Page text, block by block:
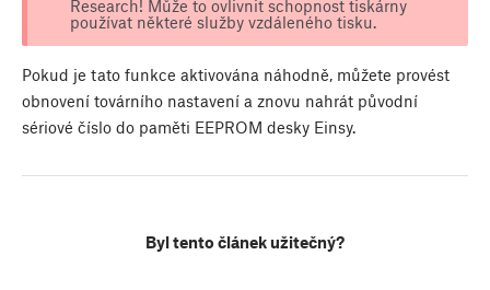
Research! Může to ovlivnit schopnost tiskárny
používat některé služby vzdáleného tisku.
Pokud je tato funkce aktivována náhodně, můžete provést
obnovení továrního nastavení a znovu nahrát původní
sériové číslo do paměti EEPROM desky Einsy.
Byl tento článek užitečný?